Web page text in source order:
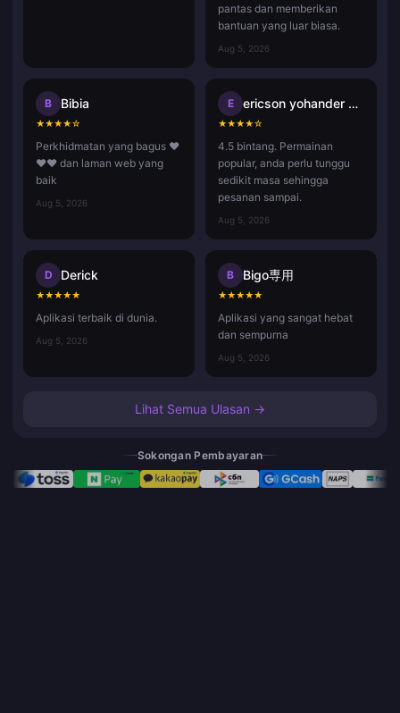
pantas dan memberikan
bantuan yang luar biasa.
Aug 5, 2026
B Bibia
★★★★☆
Perkhidmatan yang bagus ❤️
❤️❤️ dan laman web yang
baik
Aug 5, 2026
E ericson yohander alvarado mart
★★★★☆
4.5 bintang. Permainan
popular, anda perlu tunggu
sedikit masa sehingga
pesanan sampai.
Aug 5, 2026
D Derick
★★★★★
Aplikasi terbaik di dunia.
Aug 5, 2026
B Bigo専用
★★★★★
Aplikasi yang sangat hebat
dan sempurna
Aug 5, 2026
Lihat Semua Ulasan →
Sokongan Pembayaran